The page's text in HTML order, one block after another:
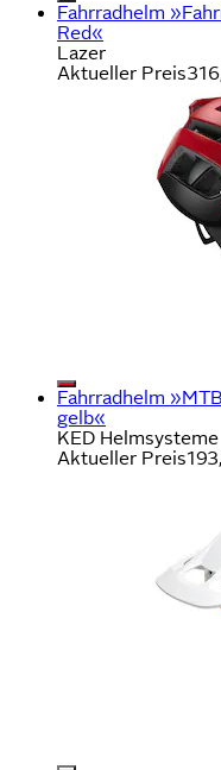
Fahrradhelm
Red«
Lazer
Aktueller Preis
Fahrradhelm
gelb«
KED Helmsysteme
Aktueller Preis